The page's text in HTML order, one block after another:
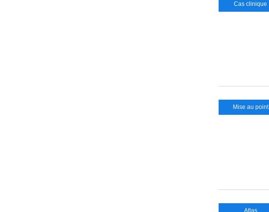
Cas clinique
Mise au point
Atlas